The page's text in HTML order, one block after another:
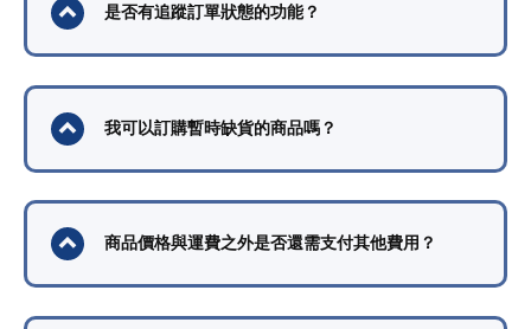
是否有追蹤訂單狀態的功能？
我可以訂購暫時缺貨的商品嗎？
商品價格與運費之外是否還需支付其他費用？